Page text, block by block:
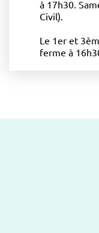
à 17h30.
Civil).
Le 1er et
ferme à